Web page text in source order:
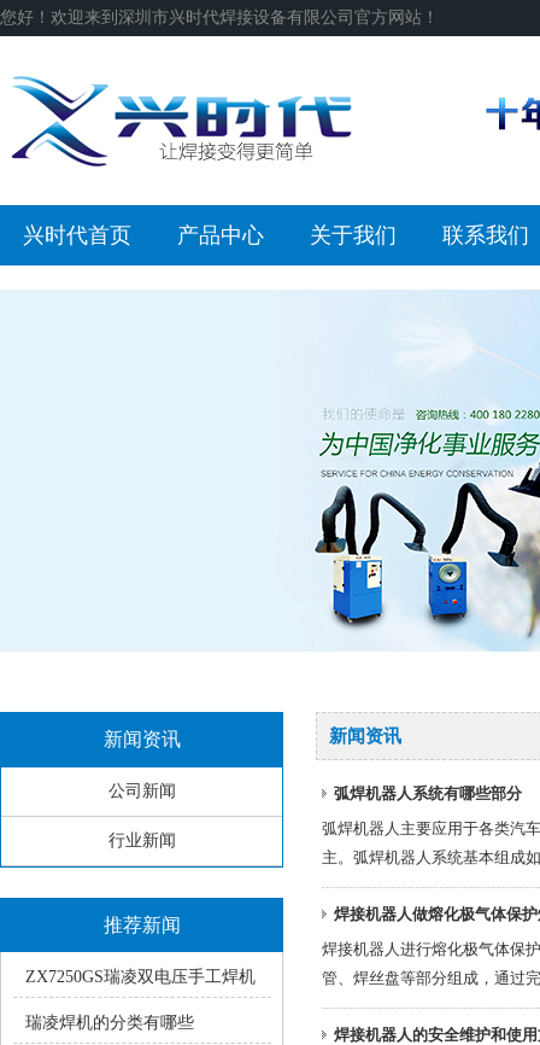
您好！欢迎来到深圳市兴时代焊接设备有限公司官方网站！
兴时代首页 产品中心 关于我们 联系我们
新闻资讯
公司新闻
行业新闻
推荐新闻
ZX7250GS瑞凌双电压手工焊机
使用中的常见疑问
瑞凌焊机的分类有哪些
新闻资讯
弧焊机器人系统有哪些部分
弧焊机器人主要应用于各类汽
主。弧焊机器人系统基本组成
焊接机器人做熔化极气体保
焊接机器人进行熔化极气体保
管、焊丝盘等部分组成，通过
焊接机器人的安全维护和使